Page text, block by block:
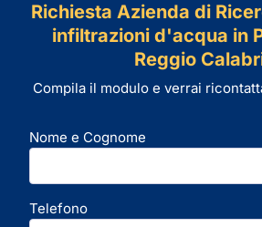
Richiesta Azienda di
infiltrazioni d'acqua in
Reggio
Compila il modulo e verrai
Nome e Cognome
Telefono